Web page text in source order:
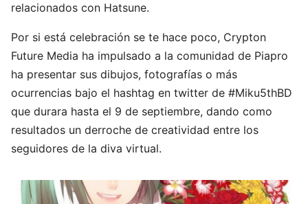
relacionados con Hatsune.
Por si está celebración se te hace poco, Crypton
Future Media ha impulsado a la comunidad de Piapro
ha presentar sus dibujos, fotografías o más
ocurrencias bajo el hashtag en twitter de #Miku5thBD
que durara hasta el 9 de septiembre, dando como
resultados un derroche de creatividad entre los
seguidores de la diva virtual.